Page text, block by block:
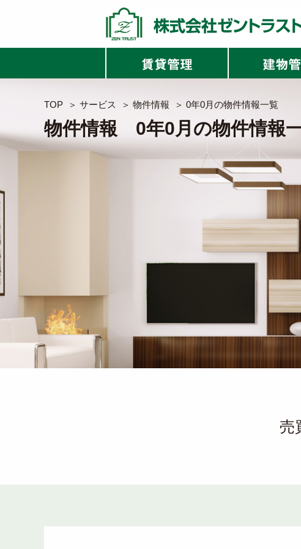
TOP ＞ サービス ＞ 物件情報 ＞ 0年0月の物件情報一覧
物件情報 0年0月の物件情報
売